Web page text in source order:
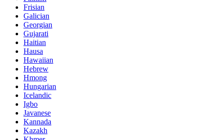
Frisian
Galician
Georgian
Gujarati
Haitian
Hausa
Hawaiian
Hebrew
Hmong
Hungarian
Icelandic
Igbo
Javanese
Kannada
Kazakh